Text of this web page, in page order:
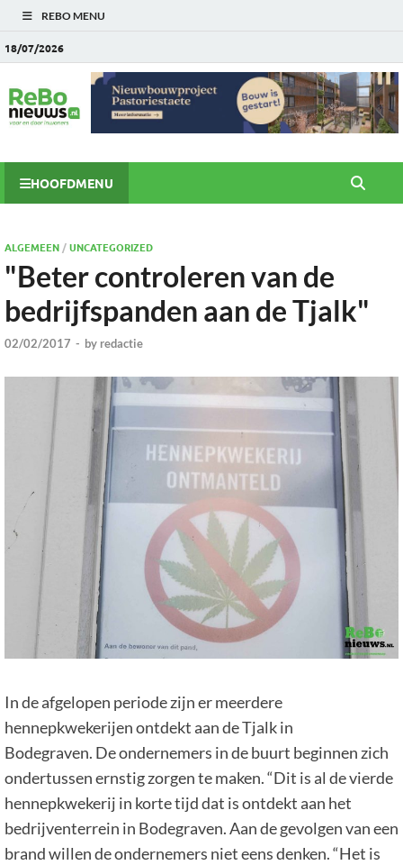
REBO MENU
18/07/2026
HOOFDMENU
ALGEMEEN/UNCATEGORIZED
"Beter controleren van de
bedrijfspanden aan de Tjalk"
02/02/2017 - by redactie
In de afgelopen periode zijn er meerdere
hennepkwekerijen ontdekt aan de Tjalk in
Bodegraven. De ondernemers in de buurt beginnen zich
ondertussen ernstig zorgen te maken. “Dit is al de vierde
hennepkwekerij in korte tijd dat is ontdekt aan het
bedrijventerrein in Bodegraven. Aan de gevolgen van een
brand willen de ondernemers niet eens denken. “Het is